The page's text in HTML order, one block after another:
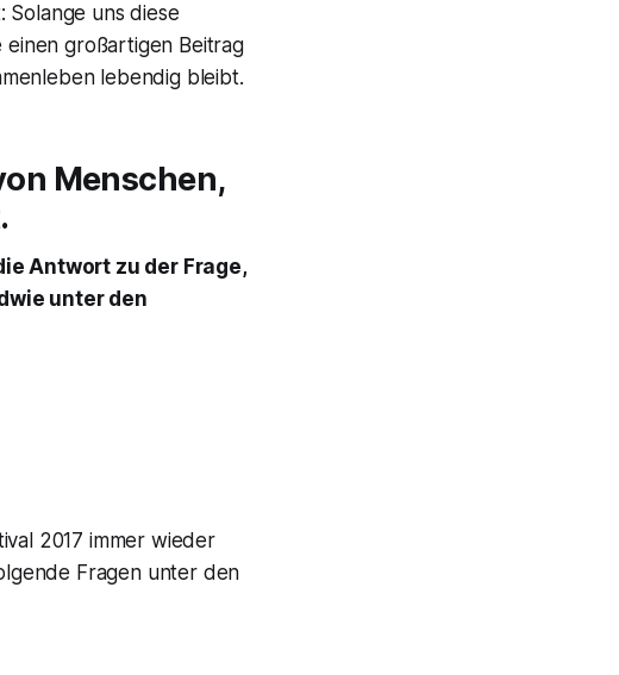
Solange uns diese
einen großartigen Beitrag
lebendig bleibt.
Menschen,
Antwort zu der Frage,
unter den
2017 immer wieder
Fragen unter den